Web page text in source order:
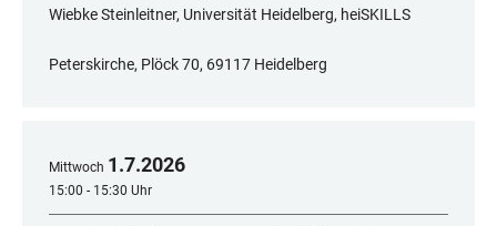
Wiebke Steinleitner, Universität Heidelberg, heiSKILLS
Peterskirche, Plöck 70, 69117 Heidelberg
Mittwoch 1.7.2026
15:00 - 15:30 Uhr